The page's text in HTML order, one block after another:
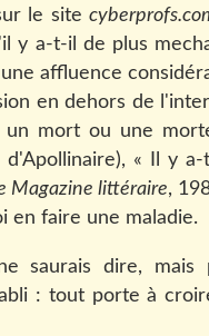
le site
y a-t-il de plus
affluence
en dehors de
mort ou une
« Il y
Magazine littéraire,
en faire une maladie.
saurais dire,
: tout porte à